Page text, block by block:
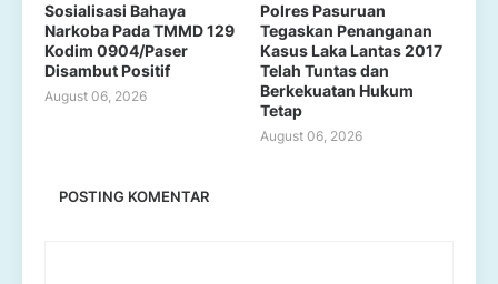
Sosialisasi Bahaya
Narkoba Pada TMMD 129
Kodim 0904/Paser
Disambut Positif
August 06, 2026
Polres Pasuruan
Tegaskan Penanganan
Kasus Laka Lantas 2017
Telah Tuntas dan
Berkekuatan Hukum
Tetap
August 06, 2026
POSTING KOMENTAR